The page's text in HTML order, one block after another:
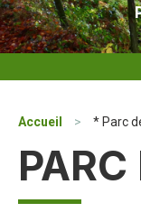
Accueil > * Parc